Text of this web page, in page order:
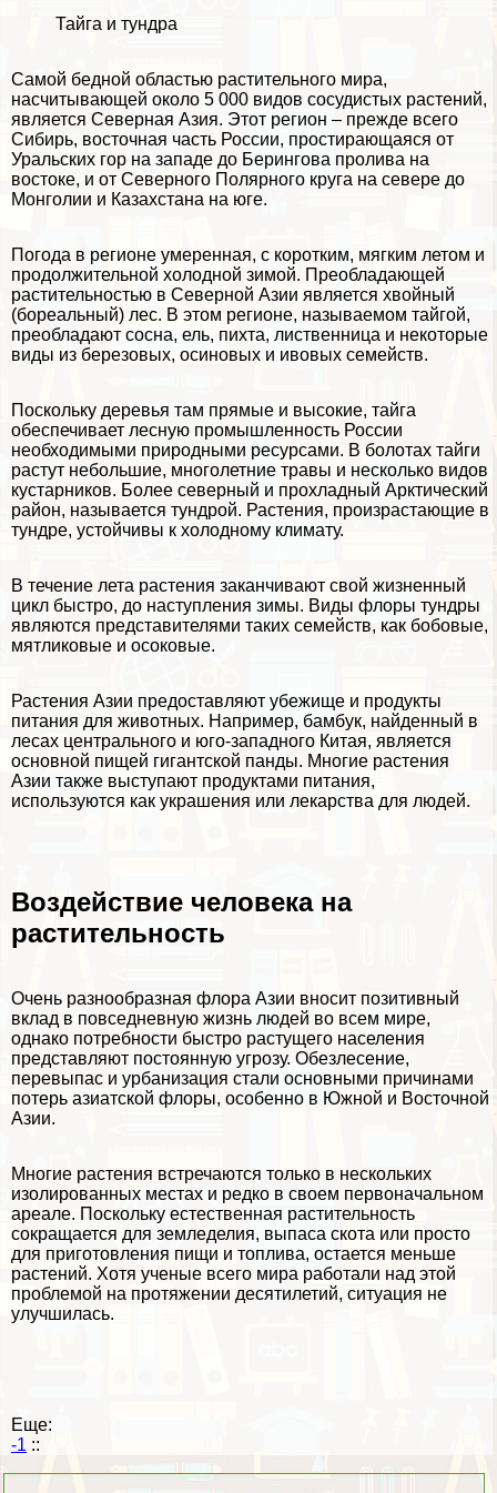
Тайга и тундра
Самой бедной областью растительного мира,
насчитывающей около 5 000 видов сосудистых растений,
является Северная Азия. Этот регион – прежде всего
Сибирь, восточная часть России, простирающаяся от
Уральских гор на западе до Берингова пролива на
востоке, и от Северного Полярного круга на севере до
Монголии и Казахстана на юге.
Погода в регионе умеренная, с коротким, мягким летом и
продолжительной холодной зимой. Преобладающей
растительностью в Северной Азии является хвойный
(бореальный) лес. В этом регионе, называемом тайгой,
преобладают сосна, ель, пихта, лиственница и некоторые
виды из березовых, осиновых и ивовых семейств.
Поскольку деревья там прямые и высокие, тайга
обеспечивает лесную промышленность России
необходимыми природными ресурсами. В болотах тайги
растут небольшие, многолетние травы и несколько видов
кустарников. Более северный и прохладный Арктический
район, называется тундрой. Растения, произрастающие в
тундре, устойчивы к холодному климату.
В течение лета растения заканчивают свой жизненный
цикл быстро, до наступления зимы. Виды флоры тундры
являются представителями таких семейств, как бобовые,
мятликовые и осоковые.
Растения Азии предоставляют убежище и продукты
питания для животных. Например, бамбук, найденный в
лесах центрального и юго-западного Китая, является
основной пищей гигантской панды. Многие растения
Азии также выступают продуктами питания,
используются как украшения или лекарства для людей.
Воздействие человека на
растительность
Очень разнообразная флора Азии вносит позитивный
вклад в повседневную жизнь людей во всем мире,
однако потребности быстро растущего населения
представляют постоянную угрозу. Обезлесение,
перевыпас и урбанизация стали основными причинами
потерь азиатской флоры, особенно в Южной и Восточной
Азии.
Многие растения встречаются только в нескольких
изолированных местах и редко в своем первоначальном
ареале. Поскольку естественная растительность
сокращается для земледелия, выпаса скота или просто
для приготовления пищи и топлива, остается меньше
растений. Хотя ученые всего мира работали над этой
проблемой на протяжении десятилетий, ситуация не
улучшилась.
Еще:
-1 ::